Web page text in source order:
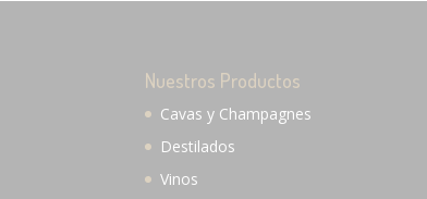
Nuestros Productos
Cavas y Champagnes
Destilados
Vinos